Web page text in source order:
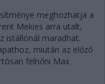
meghozhatja a
Mekies arra utalt,
istállónál maradhat.
miután az előző
felnőni Max